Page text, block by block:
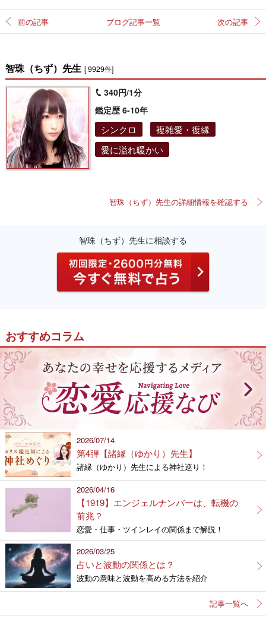
前の記事 ブログ記事一覧 次の記事
智珠（ちず）先生 [ 9929件]
340円/1分
鑑定歴 6-10年
シンクロ
複雑愛・復縁
愛に溢れ暖かい
智珠（ちず）先生の詳細情報を確認する
智珠（ちず）先生に相談する
おすすめコラム
2026/07/14
第4弾【諸縁（ゆかり）先生】
諸縁（ゆかり）先生による神社巡り！
2026/04/16
【1919】エンジェルナンバーは、転機の
前兆？
恋愛・仕事・ツインレイの関係まで解説！
2026/03/25
占いと波動の関係とは？
波動の意味と波動を高める方法を紹介
記事一覧へ